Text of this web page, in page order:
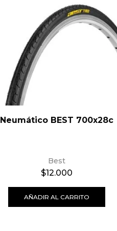
Neumático BEST 700x28c
Best
$12.000
AÑADIR AL CARRITO